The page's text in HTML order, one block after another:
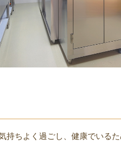
持ちよく過ごし、健康でいる